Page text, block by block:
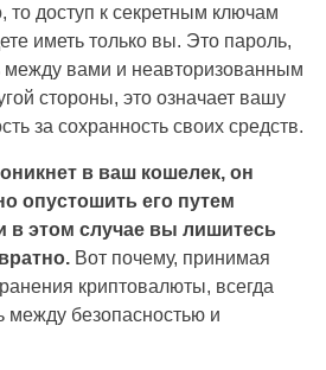
то доступ к секретным ключам
иметь только вы. Это пароль,
между вами и неавторизованным
стороны, это означает вашу
за сохранность своих средств.
в ваш кошелек, он
опустошить его путем
в этом случае вы лишитесь
Вот почему, принимая
криптовалюты, всегда
между безопасностью и